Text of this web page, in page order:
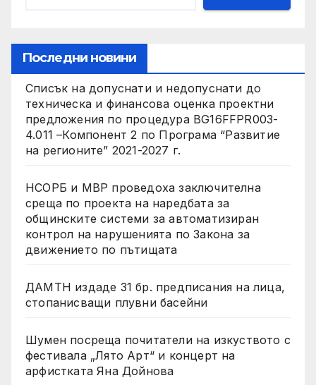
Последни новини
Списък на допуснати и недопуснати до
техническа и финансова оценка проектни
предложения по процедура BG16FFPR003-
4.011 –Компонент 2 по Програма “Развитие
на регионите” 2021-2027 г.
НСОРБ и МВР проведоха заключителна
среща по проекта на наредбата за
общинските системи за автоматизиран
контрол на нарушенията по Закона за
движението по пътищата
ДАМТН издаде 31 бр. предписания на лица,
стопанисващи плувни басейни
Шумен посреща почитатели на изкуството с
фестивала „Лято Арт“ и концерт на
арфистката Яна Дойнова